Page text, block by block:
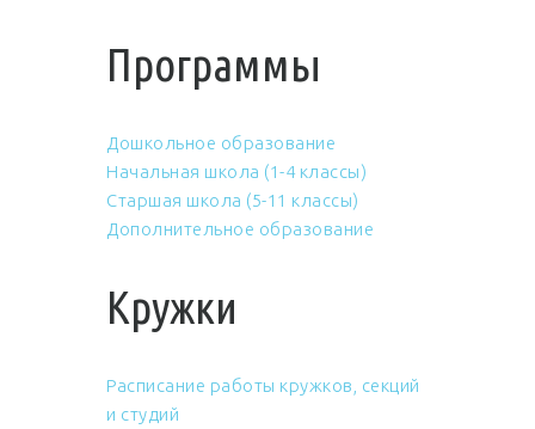
Программы
Дошкольное образование
Начальная школа (1-4 классы)
Старшая школа (5-11 классы)
Дополнительное образование
Кружки
Расписание работы кружков, секций
и студий